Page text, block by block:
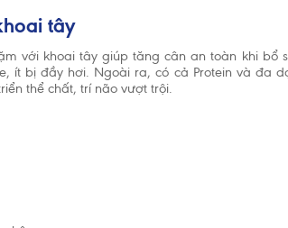
tây
với khoai tây giúp tăng cân an toàn khi bổ
ít bị đầy hơi. Ngoài ra, có cả Protein và đa
thể chất, trí não vượt trội.